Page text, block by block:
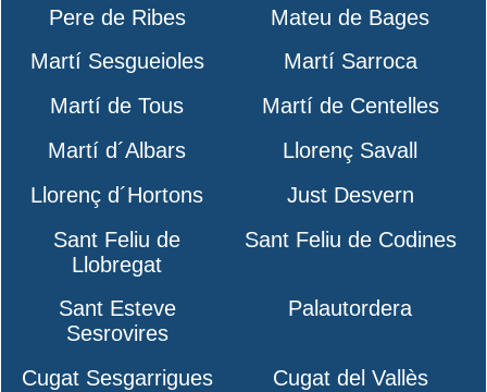
Pere de Ribes
Mateu de Bages
Martí Sesgueioles
Martí Sarroca
Martí de Tous
Martí de Centelles
Martí d´Albars
Llorenç Savall
Llorenç d´Hortons
Just Desvern
Sant Feliu de
Llobregat
Sant Feliu de Codines
Sant Esteve
Sesrovires
Palautordera
Cugat Sesgarrigues
Cugat del Vallès